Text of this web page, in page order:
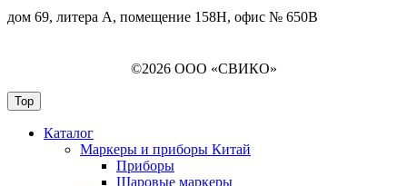
дом 69, литера А, помещение 158Н, офис № 650В
©2026 ООО «СВИКО»
Top
Каталог
Маркеры и приборы Китай
Приборы
Шаровые маркеры